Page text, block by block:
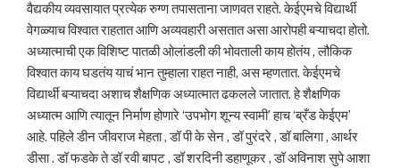
वैद्यकीय व्यवसायात प्रत्येक रुग्ण तपासताना जाणवत राहते. केईएमचे विद्यार्थी
वेगळ्याच विश्वात राहतात आणि अव्यवहारी असतात असा आरोपही बऱ्याचदा होतो.
अध्यात्माची एक विशिष्ट पातळी ओलांडली की भोवताली काय होतंय , लौकिक
विश्वात काय घडतंय याचं भान तुम्हाला राहत नाही, अस म्हणतात. केईएमचे
विद्यार्थी बऱ्याचदा अशाच शैक्षणिक अध्यात्मात ढकलले जातात. हे शैक्षणिक
अध्यात्म आणि त्यातून निर्माण होणारे ‘उपभोग शून्य स्वामी’ हाच ‘ब्रँड केईएम’
आहे. पहिले डीन जीवराज मेहता , डॉ पी के सेन , डॉ पुरंदरे , डॉ बालिगा , आर्थर
डीसा . डॉ फडके ते डॉ रवी बापट , डॉ शरदिनी डहाणूकर , डॉ अविनाश सुपे आशा